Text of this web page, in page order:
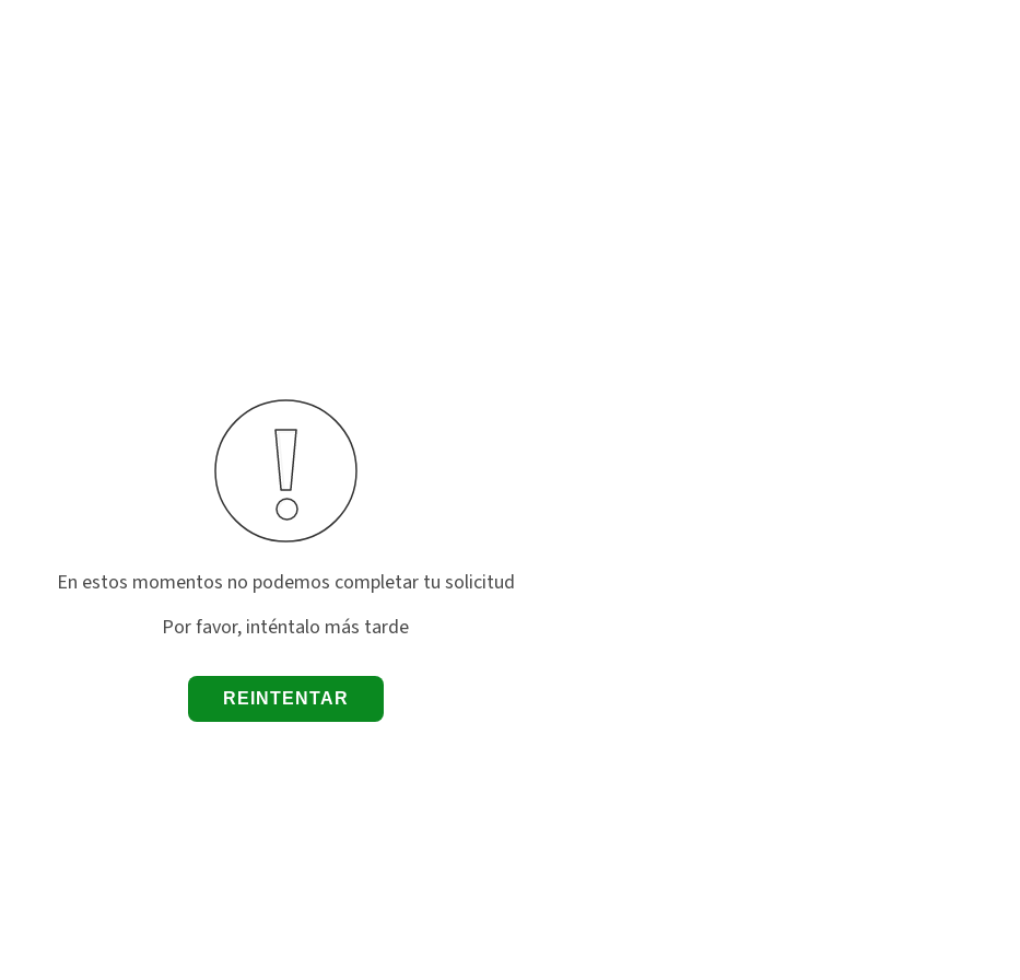
En estos momentos no podemos completar tu solicitud
Por favor, inténtalo más tarde
REINTENTAR